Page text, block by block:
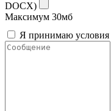
DOCX)
Максимум 30мб
Я принимаю условия